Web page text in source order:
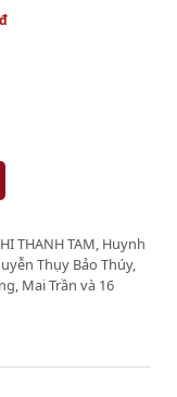
đ
THANH TAM, Huynh
Thụy Bảo Thúy,
Mai Trần và 16